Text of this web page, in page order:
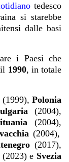
tedesco
si starebbe
dalle basi
i Paesi che
1990, in totale
(1999), Polonia
(2004),
(2004),
(2004),
(2017),
(2023) e Svezia